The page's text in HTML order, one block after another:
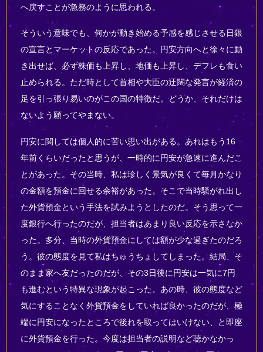
へ戻すことが急務のように思われる。
そういう意味でも、何かが動き始める予感を感じさせる日銀
の宣言とマーケットの反応であった。円安方向へと徐々に動
き出せば、必ず株価も上昇し、地価も上昇し、デフレも食い
止められる。ただ時として首相や大臣の迂闊な発言が経済の
足を引っ張り易いのがこの国の特徴だ。どうか、それだけは
ないよう願ってやまない。
円安に関しては個人的に苦い思い出がある。あれはもう16
年前くらいだったと思うが、一時的に円安が急速に進んだこ
とがあった。その当時、私は珍しく景気が良くて毎月かなり
の金額を預金に回せる余裕があった。そこで当時騒がれ出し
た外貨預金という手法を試みようとしたのだ。そう思って一
度銀行へ行ったのだが、担当者はあまり良い反応を示さなか
った。多分、当時の外貨預金にしては額が少な過ぎたのだろ
う。彼の態度を見て私はちゅうちょしてしまった。結局、そ
のまま家へ友だったのだが、その3日後に円安は一気に7円
も進むという特異な現象が起こった。あの時、彼の態度など
気にすることなく外貨預金をしていれば良かったのだが、極
端に円安になったところで後れを取ってはいけない、と即座
に外貨預金を行った。今度は担当者の説明など聴かなかっ